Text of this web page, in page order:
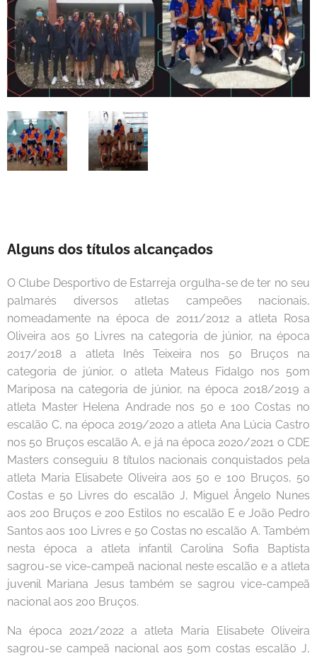
Alguns dos títulos alcançados
O Clube Desportivo de Estarreja orgulha-se de ter no seu
palmarés diversos atletas campeões nacionais,
nomeadamente na época de 2011/2012 a atleta Rosa
Oliveira aos 50 Livres na categoria de júnior, na época
2017/2018 a atleta Inês Teixeira nos 50 Bruços na
categoria de júnior, o atleta Mateus Fidalgo nos 50m
Mariposa na categoria de júnior, na época 2018/2019 a
atleta Master Helena Andrade nos 50 e 100 Costas no
escalão C, na época 2019/2020 a atleta Ana Lúcia Castro
nos 50 Bruços escalão A, e já na época 2020/2021 o CDE
Masters conseguiu 8 títulos nacionais conquistados pela
atleta Maria Elisabete Oliveira aos 50 e 100 Bruços, 50
Costas e 50 Livres do escalão J, Miguel Ângelo Nunes
aos 200 Bruços e 200 Estilos no escalão E e João Pedro
Santos aos 100 Livres e 50 Costas no escalão A. Também
nesta época a atleta infantil Carolina Sofia Baptista
sagrou-se vice-campeã nacional neste escalão e a atleta
juvenil Mariana Jesus também se sagrou vice-campeã
nacional aos 200 Bruços.
Na época 2021/2022 a atleta Maria Elisabete Oliveira
sagrou-se campeã nacional aos 50m costas escalão J,